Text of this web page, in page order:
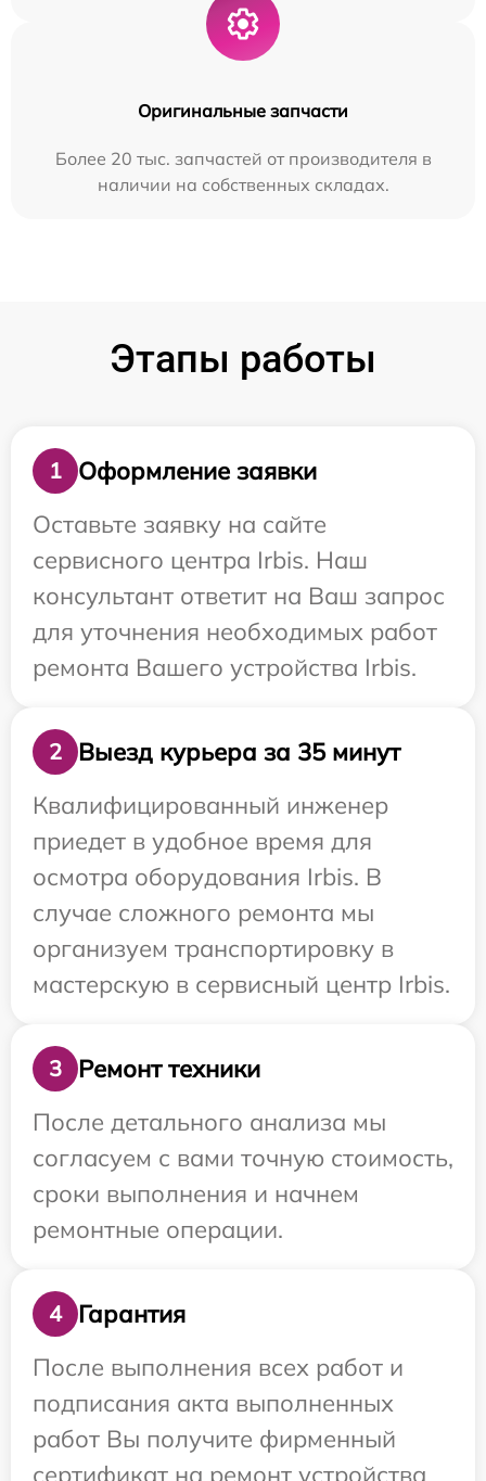
Оригинальные запчасти
Более 20 тыс. запчастей от производителя в
наличии на собственных складах.
Этапы работы
1
Оформление заявки
Оставьте заявку на сайте
сервисного центра Irbis. Наш
консультант ответит на Ваш запрос
для уточнения необходимых работ
ремонта Вашего устройства Irbis.
2
Выезд курьера за 35 минут
Квалифицированный инженер
приедет в удобное время для
осмотра оборудования Irbis. В
случае сложного ремонта мы
организуем транспортировку в
мастерскую в сервисный центр Irbis.
3
Ремонт техники
После детального анализа мы
согласуем с вами точную стоимость,
сроки выполнения и начнем
ремонтные операции.
4
Гарантия
После выполнения всех работ и
подписания акта выполненных
работ Вы получите фирменный
сертификат на ремонт устройства